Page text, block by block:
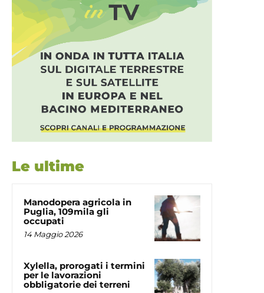
Le ultime
Manodopera agricola in
Puglia, 109mila gli
occupati
14 Maggio 2026
Xylella, prorogati i termini
per le lavorazioni
obbligatorie dei terreni